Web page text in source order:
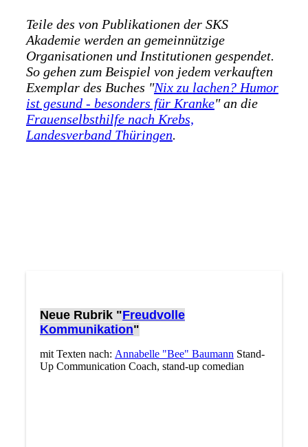
Teile des von Publikationen der SKS
Akademie werden an gemeinnützige
Organisationen und Institutionen gespendet.
So gehen zum Beispiel von jedem verkauften
Exemplar des Buches "Nix zu lachen? Humor
ist gesund - besonders für Kranke" an die
Frauenselbsthilfe nach Krebs,
Landesverband Thüringen.
Neue Rubrik "Freudvolle
Kommunikation"
mit Texten nach: Annabelle "Bee" Baumann Stand-
Up Communication Coach, stand-up comedian